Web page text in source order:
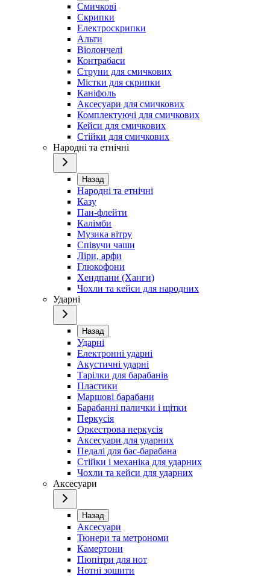
Смичкові
Скрипки
Електроскрипки
Альти
Віолончелі
Контрабаси
Струни для смичкових
Містки для скрипки
Каніфоль
Аксесуари для смичкових
Комплектуючі для смичкових
Кейси для смичкових
Стійки для смичкових
Народні та етнічні
Назад
Народні та етнічні
Казу
Пан-флейти
Калімби
Музика вітру
Співучи чаши
Ліри, арфи
Глюкофони
Хендпани (Ханги)
Чохли та кейси для народних
Ударні
Назад
Ударні
Електронні ударні
Акустичні ударні
Тарілки для барабанів
Пластики
Маршові барабани
Барабанні палички і щітки
Перкусія
Оркестрова перкусія
Аксесуари для ударних
Педалі для бас-барабана
Стійки і механіка для ударних
Чохли та кейси для ударних
Аксесуари
Назад
Аксесуари
Тюнери та метрономи
Камертони
Пюпітри для нот
Нотні зошити